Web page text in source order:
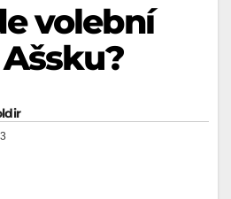
volební